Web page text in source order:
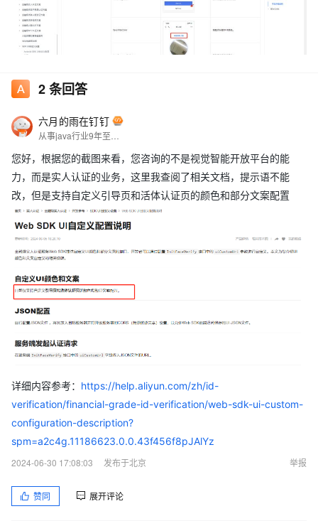
2条回答
六月的雨在钉钉
您好，根据您的截图来看，您咨询的不是视觉智能开放平台的能
力，而是实人认证的业务，这里我查阅了相关文档，提示语不能
改，但是支持自定义引导页和活体认证页的颜色和部分文案配置
详细内容参考： https://help.aliyun.com/zh/id-
verification/financial-grade-id-verification/web-sdk-ui-custom-
configuration-description?
spm=a2c4g.11186623.0.0.43f456f8pJAlYz
2024-06-30 17:08:03
发布于北京 举报
赞同 展开评论